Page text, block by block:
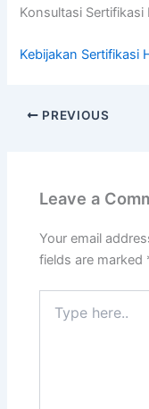
Konsultasi Sertifikasi
Kebijakan Sertifikasi
PREVIOUS
Leave a
Your email
fields are marked
here..